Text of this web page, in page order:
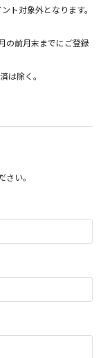
ト対象外となります。
の前月末までにご登録
は除く。
い。